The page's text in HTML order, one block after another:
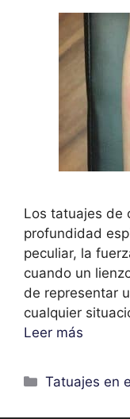
Los tatuajes de
profundidad
peculiar, la
cuando un
de representar
cualquier
Leer más
Categorías
Tatuajes en